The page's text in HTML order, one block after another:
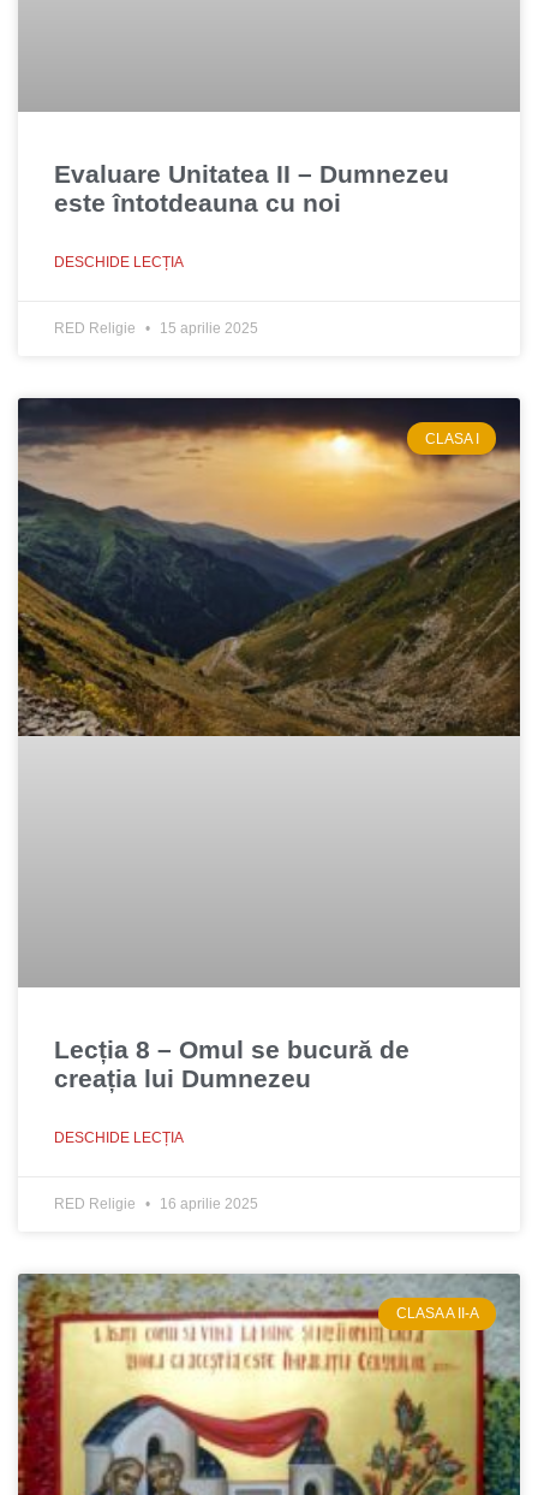
Evaluare Unitatea II – Dumnezeu
este întotdeauna cu noi
DESCHIDE LECȚIA
RED Religie 15 aprilie 2025
CLASA I
Lecția 8 – Omul se bucură de
creația lui Dumnezeu
DESCHIDE LECȚIA
RED Religie 16 aprilie 2025
CLASA A II-A